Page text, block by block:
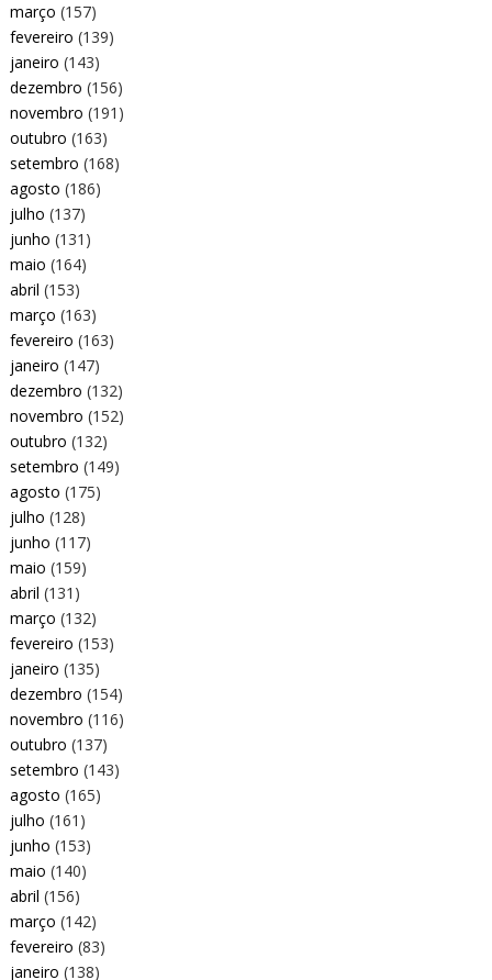
março (157)
fevereiro (139)
janeiro (143)
dezembro (156)
novembro (191)
outubro (163)
setembro (168)
agosto (186)
julho (137)
junho (131)
maio (164)
abril (153)
março (163)
fevereiro (163)
janeiro (147)
dezembro (132)
novembro (152)
outubro (132)
setembro (149)
agosto (175)
julho (128)
junho (117)
maio (159)
abril (131)
março (132)
fevereiro (153)
janeiro (135)
dezembro (154)
novembro (116)
outubro (137)
setembro (143)
agosto (165)
julho (161)
junho (153)
maio (140)
abril (156)
março (142)
fevereiro (83)
janeiro (138)